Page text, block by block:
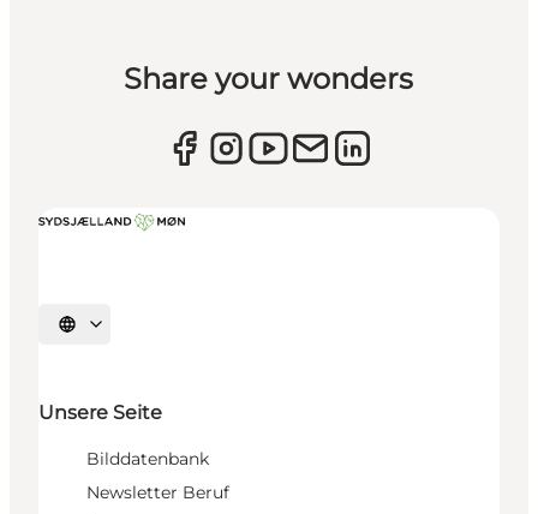
Share your wonders
Sprache auswählen
Unsere Seite
Bilddatenbank
Newsletter Beruf